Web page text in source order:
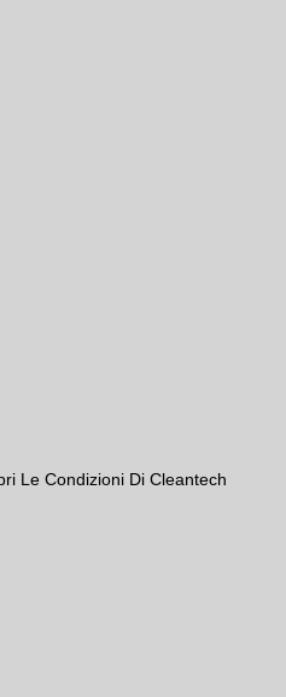
Le Condizioni Di Cleantech